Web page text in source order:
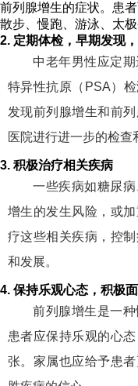
前列腺增生的症状。患
散步、慢跑、游泳、太
2. 定期体检，早期发现
中老年男性应定
特异性抗原（PSA）
发现前列腺增生和前
医院进行进一步的检查
3. 积极治疗相关疾病
一些疾病如糖尿
增生的发生风险，或
疗这些相关疾病，控
和发展。
4. 保持乐观心态，积极
前列腺增生是一种
患者应保持乐观的心
张。家属也应给予患